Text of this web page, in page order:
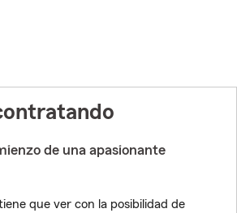
de una apasionante
que ver con la posibilidad de